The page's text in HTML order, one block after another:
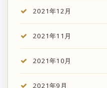
2021年12月
2021年11月
2021年10月
2021年9月